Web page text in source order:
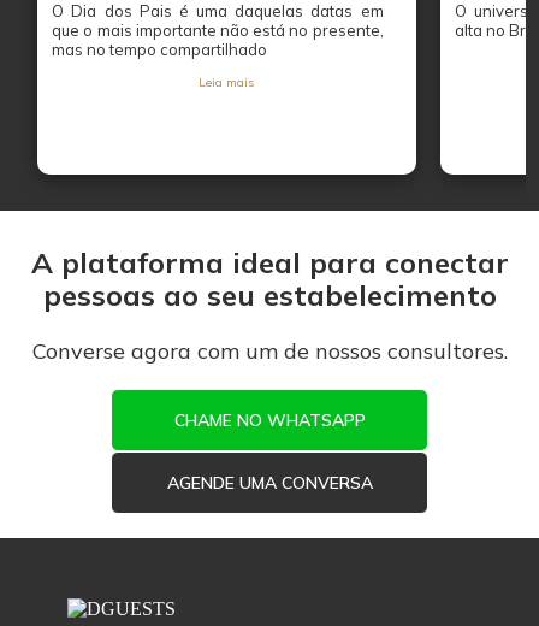
O Dia dos Pais é uma daquelas datas em
que o mais importante não está no presente,
mas no tempo compartilhado
Leia mais
O
alta no
A plataforma ideal para conectar
pessoas ao seu estabelecimento
Converse agora com um de nossos consultores.
CHAME NO WHATSAPP
AGENDE UMA CONVERSA